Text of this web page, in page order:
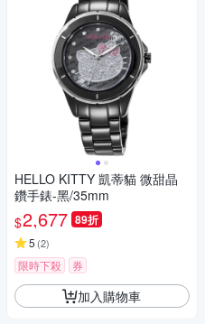
HELLO KITTY 凱蒂貓 微甜晶
鑽手錶-黑/35mm
$2,677 89折
5 (2)
限時下殺 券
加入購物車